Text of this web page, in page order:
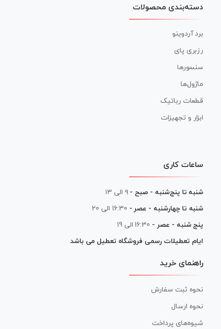
دسته‌بندی محصولات
برد آردوینو
رزبری پای
سنسورها
ماژول‌ها
قطعات رباتیک
ابزار و تجهیزات
ساعات کاری
شنبه تا پنج‌شنبه - صبح - ۹ الی ۱۳
شنبه تا چهارشنبه - عصر - 16:30 الی 20
پنج شنبه - عصر - 16:30 الی 19
ایام تعطیلات رسمی فروشگاه تعطیل می باشد
راهنمای خرید
نحوه ثبت سفارش
نحوه ارسال
شیوه‌های پرداخت